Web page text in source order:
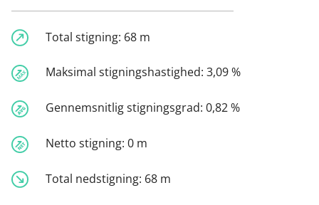
Total stigning: 68 m
Maksimal stigningshastighed: 3,09 %
Gennemsnitlig stigningsgrad: 0,82 %
Netto stigning: 0 m
Total nedstigning: 68 m